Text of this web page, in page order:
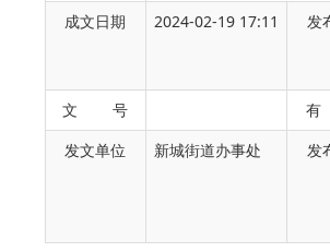
成文日期
2024-02-19 17:11 发
文 号
有
发文单位
新城街道办事处 发
为充分发挥党工委 总揽全局、协调
导核心作用，坚持和完善集体领导和个
责条例》和中央有关规定及自治区、自